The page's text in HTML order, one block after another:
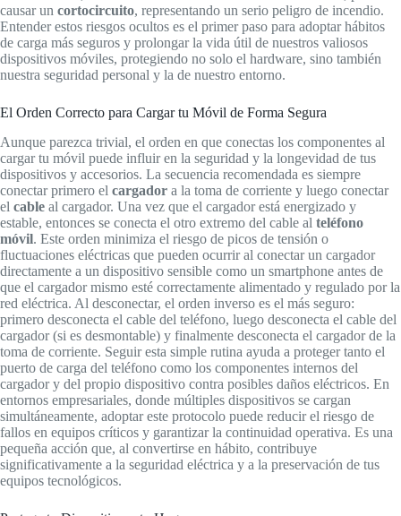
causar un cortocircuito, representando un serio peligro de incendio.
Entender estos riesgos ocultos es el primer paso para adoptar hábitos
de carga más seguros y prolongar la vida útil de nuestros valiosos
dispositivos móviles, protegiendo no solo el hardware, sino también
nuestra seguridad personal y la de nuestro entorno.
El Orden Correcto para Cargar tu Móvil de Forma Segura
Aunque parezca trivial, el orden en que conectas los componentes al
cargar tu móvil puede influir en la seguridad y la longevidad de tus
dispositivos y accesorios. La secuencia recomendada es siempre
conectar primero el cargador a la toma de corriente y luego conectar
el cable al cargador. Una vez que el cargador está energizado y
estable, entonces se conecta el otro extremo del cable al teléfono
móvil. Este orden minimiza el riesgo de picos de tensión o
fluctuaciones eléctricas que pueden ocurrir al conectar un cargador
directamente a un dispositivo sensible como un smartphone antes de
que el cargador mismo esté correctamente alimentado y regulado por la
red eléctrica. Al desconectar, el orden inverso es el más seguro:
primero desconecta el cable del teléfono, luego desconecta el cable del
cargador (si es desmontable) y finalmente desconecta el cargador de la
toma de corriente. Seguir esta simple rutina ayuda a proteger tanto el
puerto de carga del teléfono como los componentes internos del
cargador y del propio dispositivo contra posibles daños eléctricos. En
entornos empresariales, donde múltiples dispositivos se cargan
simultáneamente, adoptar este protocolo puede reducir el riesgo de
fallos en equipos críticos y garantizar la continuidad operativa. Es una
pequeña acción que, al convertirse en hábito, contribuye
significativamente a la seguridad eléctrica y a la preservación de tus
equipos tecnológicos.